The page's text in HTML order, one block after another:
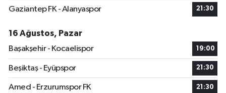
Gaziantep FK - Alanyaspor 21:30
16 Ağustos, Pazar
Başakşehir - Kocaelispor
19:00
Beşiktaş - Eyüpspor 21:30
Amed - Erzurumspor FK 21:30